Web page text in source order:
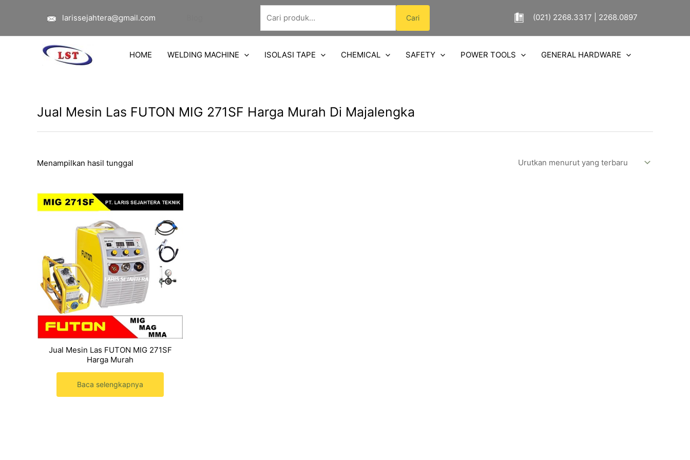
larissejahtera@gmail.com
Pencarian
untuk:
Cari (021) 2268.3317 | 2268.0897
HOME WELDING MACHINE ISOLASI TAPE CHEMICAL SAFETY POWER TOOLS GENERAL HARDWARE
Jual Mesin Las FUTON MIG 271SF Harga Murah Di Majalengka
Menampilkan hasil tunggal
Jual Mesin Las FUTON MIG 271SF
Harga Murah
Baca selengkapnya